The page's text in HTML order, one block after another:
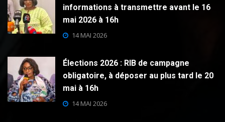
informations à transmettre avant le 16
mai 2026 à 16h
14 MAI 2026
Élections 2026 : RIB de campagne
obligatoire, à déposer au plus tard le 20
mai à 16h
14 MAI 2026